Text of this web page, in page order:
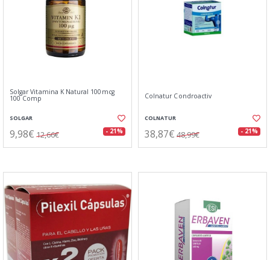
Solgar Vitamina K Natural 100mcg
100 Comp
SOLGAR
9,98€ 12,66€ - 21%
Colnatur Condroactiv
COLNATUR
38,87€ 48,99€ - 21%